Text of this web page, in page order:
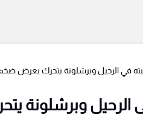
في الرحيل وبرشلونة يتحرك بعرض ضخم
في الرحيل